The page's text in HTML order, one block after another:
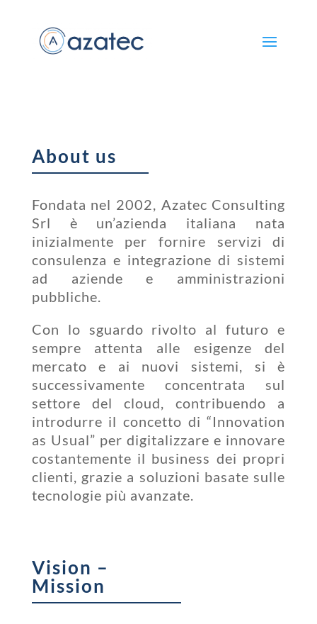
About us
Fondata nel 2002, Azatec Consulting
Srl è un’azienda italiana nata
inizialmente per fornire servizi di
consulenza e integrazione di sistemi
ad aziende e amministrazioni
pubbliche.
Con lo sguardo rivolto al futuro e
sempre attenta alle esigenze del
mercato e ai nuovi sistemi, si è
successivamente concentrata sul
settore del cloud, contribuendo a
introdurre il concetto di “Innovation
as Usual” per digitalizzare e innovare
costantemente il business dei propri
clienti, grazie a soluzioni basate sulle
tecnologie più avanzate.
Vision –
Mission